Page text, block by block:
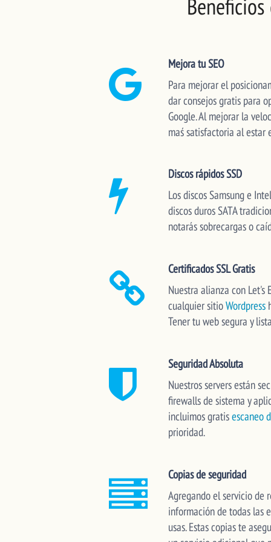
Mejora tu SEO
Para mejorar el
dar consejos gratis para
Google. Al mejorar la
maś satisfactoria al estar
Discos rápidos SSD
Los discos Samsung e
discos duros SATA
notarás sobrecargas o
Certificados SSL Gratis
Nuestra alianza con
cualquier sitioWordpress
Tener tu web segura y
Seguridad Absoluta
Nuestros servers están
firewalls de sistema y
incluimos gratisescaneo
prioridad.
Copias de seguridad
Agregando el servicio de
información de todas las
usas. Estas copias te